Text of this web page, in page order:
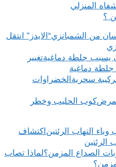
المنزلي
؟
“الايدز” انتقل
تغيير
دماغية
الخضراوات
كوب الحليب وخطر
اكتشاف
الرئتين
لماذا تصاب